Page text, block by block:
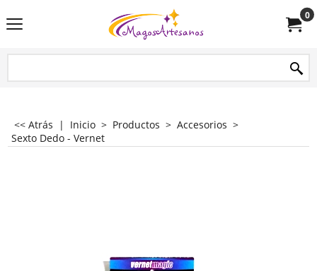
0
<< Atrás | Inicio > Productos > Accesorios >
Sexto Dedo - Vernet